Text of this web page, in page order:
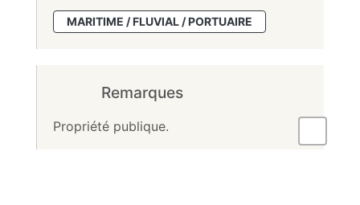
MARITIME / FLUVIAL / PORTUAIRE
Remarques
Propriété publique.